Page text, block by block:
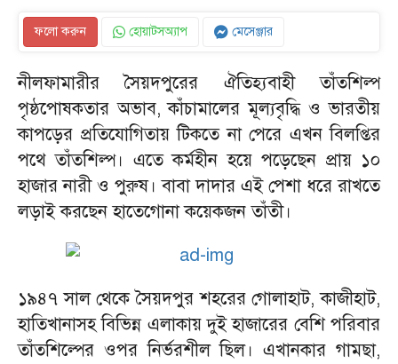
ফলো করুন হোয়াটসঅ্যাপ মেসেঞ্জার
নীলফামারীর সৈয়দপুরের ঐতিহ্যবাহী তাঁতশিল্প
পৃষ্ঠপোষকতার অভাব, কাঁচামালের মূল্যবৃদ্ধি ও ভারতীয়
কাপড়ের প্রতিযোগিতায় টিকতে না পেরে এখন বিলপ্তির
পথে তাঁতশিল্প। এতে কর্মহীন হয়ে পড়েছেন প্রায় ১০
হাজার নারী ও পুরুষ। বাবা দাদার এই পেশা ধরে রাখতে
লড়াই করছেন হাতেগোনা কয়েকজন তাঁতী।
১৯৪৭ সাল থেকে সৈয়দপুর শহরের গোলাহাট, কাজীহাট,
হাতিখানাসহ বিভিন্ন এলাকায় দুই হাজারের বেশি পরিবার
তাঁতশিল্পের ওপর নির্ভরশীল ছিল। এখানকার গামছা,